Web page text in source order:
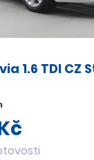
1.6 TDI CZ